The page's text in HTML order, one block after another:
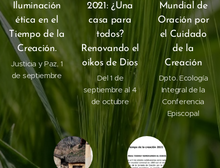
Iluminación
ética en el
Tiempo de la
Creación.
Justicia y Paz, 1
de septiembre
2021: ¿Una
casa para
todos?
Renovando el
oikos de Dios
Del 1 de
septiembre al 4
de octubre
Mundial de
Oración por
el Cuidado
de la
Creación
Dpto. Ecología
Integral de la
Conferencia
Episcopal